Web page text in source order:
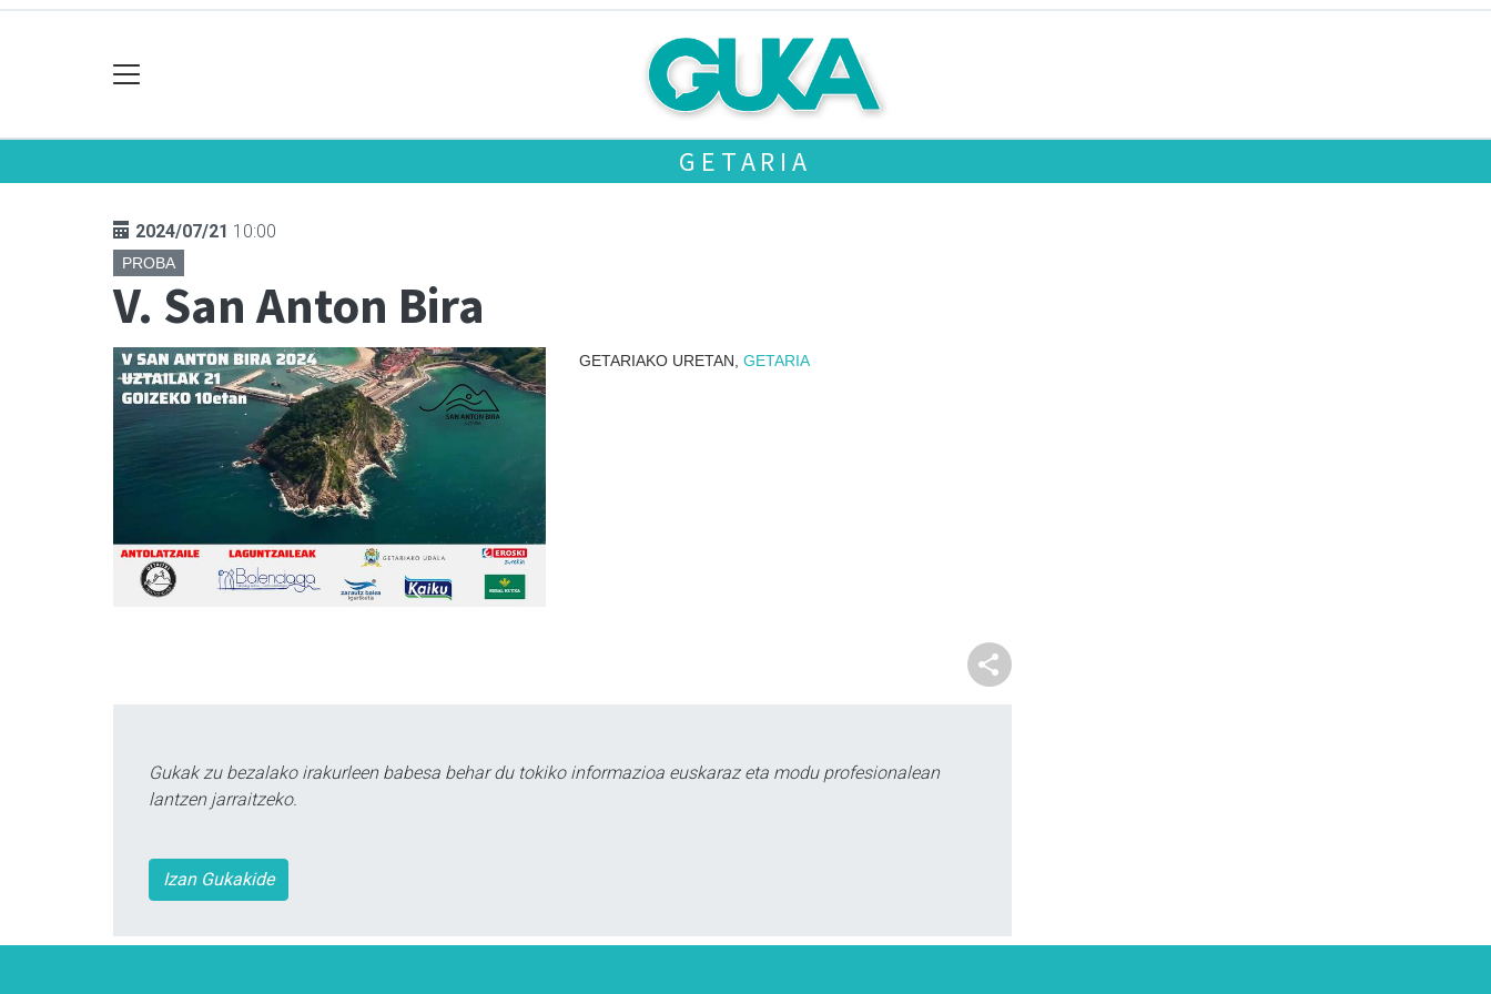
GETARIA
2024/07/21 10:00
PROBA
V. San Anton Bira
GETARIAKO URETAN, GETARIA
Gukak zu bezalako irakurleen babesa behar du tokiko informazioa euskaraz eta modu profesionalean
lantzen jarraitzeko.
Izan Gukakide